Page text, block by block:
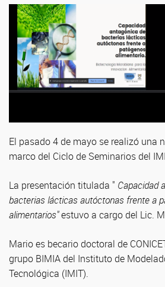
El pasado 4 de mayo se realizó una
marco del Ciclo de Seminarios del
La presentación titulada " Capacidad
bacterias lácticas autóctonas frente a
alimentarios"estuvo a cargo del Lic.
Mario es becario doctoral de
grupo BIMIA del Instituto de
Tecnológica (IMIT).